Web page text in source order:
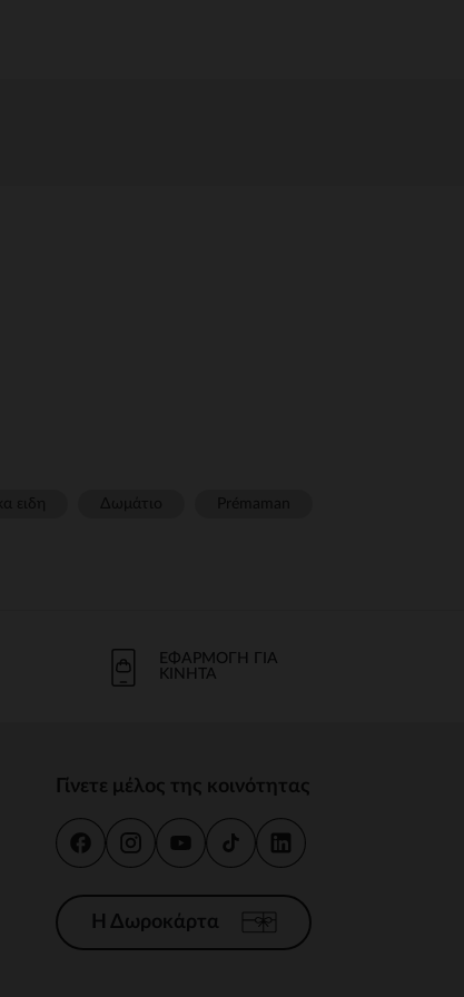
ΕΦΑΡΜΟΓΉ ΓΙΑ
ΚΙΝΗΤΆ
Γίνετε μέλος της κοινότητας
Η Δωροκάρτα